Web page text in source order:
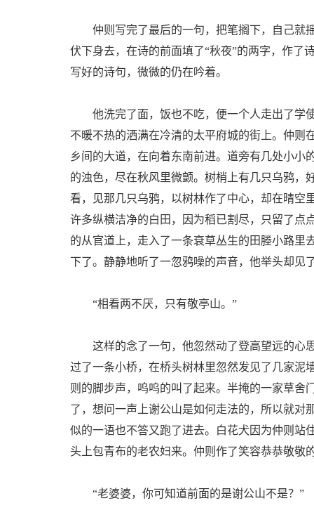
仲则写完了最后的一句，把笔搁下，自己就
伏下身去，在诗的前面填了“秋夜”的两字，作了
写好的诗句，微微的仍在吟着。
他洗完了面，饭也不吃，便一个人走出了学
不暖不热的洒满在冷清的太平府城的街上。仲则
乡间的大道，在向着东南前进。道旁有几处小小
的浊色，尽在秋风里微颤。树梢上有几只乌鸦，
看，见那几只乌鸦，以树林作了中心，却在晴空
许多纵横洁净的白田，因为稻已割尽，只留了点
的从官道上，走入了一条衰草丛生的田塍小路里
下了。静静地听了一忽鸦噪的声音，他举头却见
“相看两不厌，只有敬亭山。”
这样的念了一句，他忽然动了登高望远的心
过了一条小桥，在桥头树林里忽然发见了几家泥
则的脚步声，呜呜的叫了起来。半掩的一家草舍
了，想问一声上谢公山是如何走法的，所以就对
似的一语也不答又跑了进去。白花犬因为仲则站
头上包青布的老农妇来。仲则作了笑容恭恭敬敬
“老婆婆，你可知道前面的是谢公山不是？”